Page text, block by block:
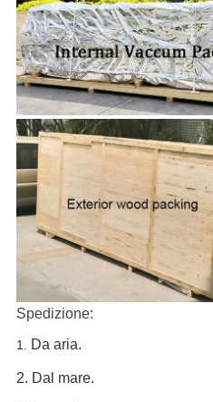
Spedizione:
1. Da aria.
2. Dal mare.